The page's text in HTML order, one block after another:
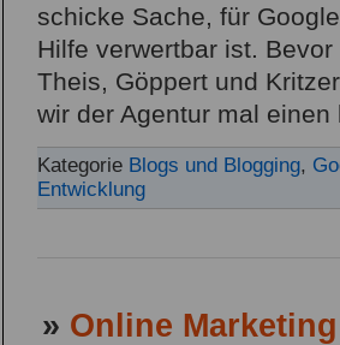
schicke Sache, für
Hilfe verwertbar ist.
Theis, Göppert und
wir der Agentur mal
Kategorie Blogs und Blogging,
Entwicklung
» Online